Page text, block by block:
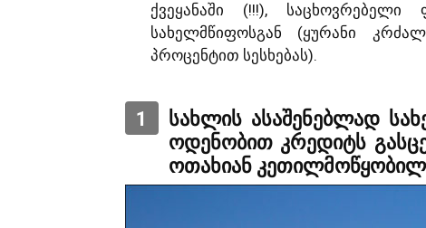
ქვეყანაში (!!!),
სახელმწიფოსგან (ყურანი
პროცენტით სესხებას).
1
სახლის ასაშენებლად
ოდენობით კრედიტს
ოთახიან